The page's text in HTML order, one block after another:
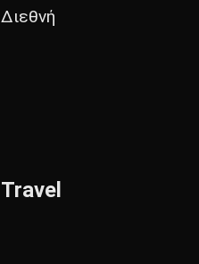
Διεθνή
Travel